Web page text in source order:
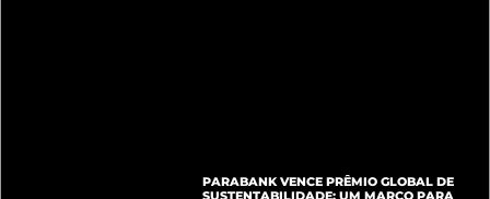
PARABANK VENCE PRÊMIO GLOBAL DE
SUSTENTABILIDADE: UM MARCO PARA